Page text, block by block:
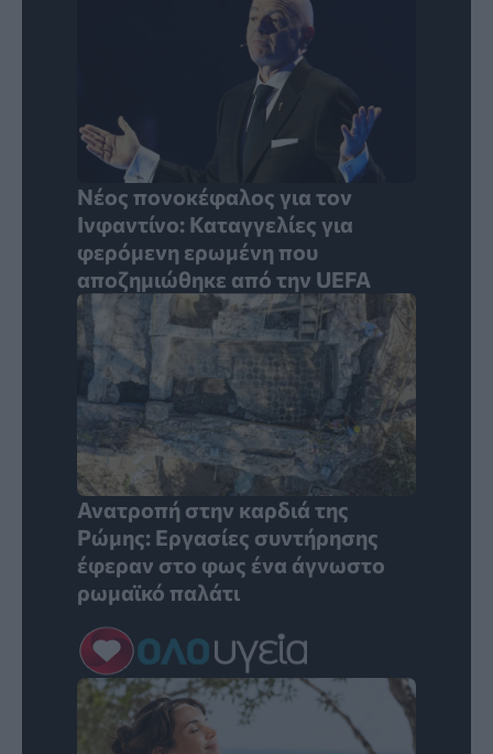
Νέος πονοκέφαλος για τον
Ινφαντίνο: Καταγγελίες για
φερόμενη ερωμένη που
αποζημιώθηκε από την UEFA
Ανατροπή στην καρδιά της
Ρώμης: Εργασίες συντήρησης
έφεραν στο φως ένα άγνωστο
ρωμαϊκό παλάτι